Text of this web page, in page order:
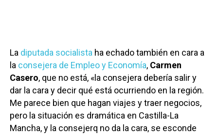
La diputada socialista ha echado también en cara a
la consejera de Empleo y Economía, Carmen
Casero, que no está, «la consejera debería salir y
dar la cara y decir qué está ocurriendo en la región.
Me parece bien que hagan viajes y traer negocios,
pero la situación es dramática en Castilla-La
Mancha, y la consejerq no da la cara, se esconde